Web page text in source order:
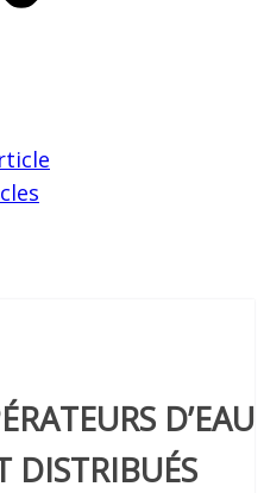
D’EAU
DISTRIBUÉS